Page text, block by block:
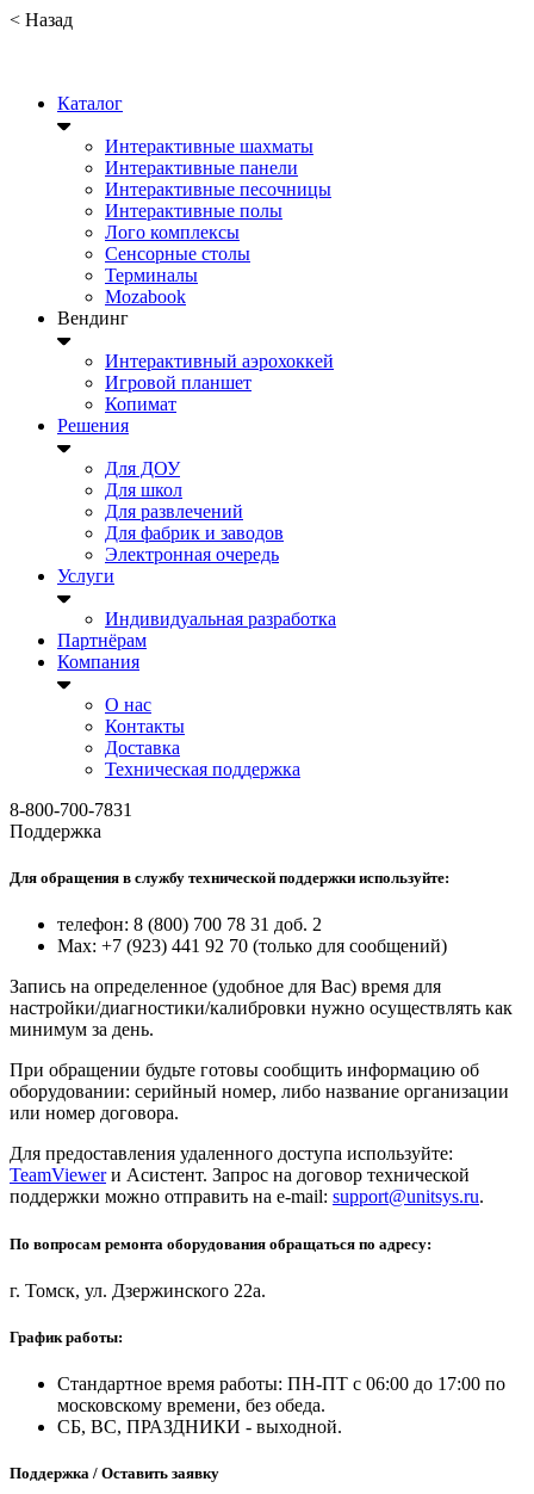
< Назад
Каталог
Интерактивные шахматы
Интерактивные панели
Интерактивные песочницы
Интерактивные полы
Лого комплексы
Сенсорные столы
Терминалы
Mozabook
Вендинг
Интерактивный аэрохоккей
Игровой планшет
Копимат
Решения
Для ДОУ
Для школ
Для развлечений
Для фабрик и заводов
Электронная очередь
Услуги
Индивидуальная разработка
Партнёрам
Компания
О нас
Контакты
Доставка
Техническая поддержка
8-800-700-7831
Поддержка
Для обращения в службу технической поддержки используйте:
телефон: 8 (800) 700 78 31 доб. 2
Max: +7 (923) 441 92 70 (только для сообщений)
Запись на определенное (удобное для Вас) время для
настройки/диагностики/калибровки нужно осуществлять как
минимум за день.
При обращении будьте готовы сообщить информацию об
оборудовании: серийный номер, либо название организации
или номер договора.
Для предоставления удаленного доступа используйте:
TeamViewerи Асистент. Запрос на договор технической
поддержки можно отправить на e-mail: support@unitsys.ru.
По вопросам ремонта оборудования обращаться по адресу:
г. Томск, ул. Дзержинского 22а.
График работы:
Стандартное время работы: ПН-ПТ с 06:00 до 17:00 по
московскому времени, без обеда.
СБ, ВС, ПРАЗДНИКИ - выходной.
Поддержка / Оставить заявку